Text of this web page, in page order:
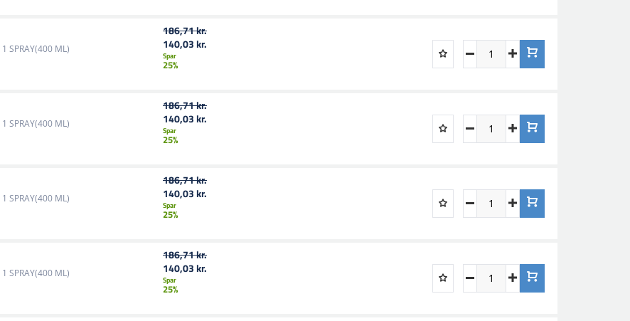
1 SPRAY(400 ML)
186,71 kr.
140,03 kr.
Spar
25%
1 SPRAY(400 ML)
186,71 kr.
140,03 kr.
Spar
25%
1 SPRAY(400 ML)
186,71 kr.
140,03 kr.
Spar
25%
1 SPRAY(400 ML)
186,71 kr.
140,03 kr.
Spar
25%